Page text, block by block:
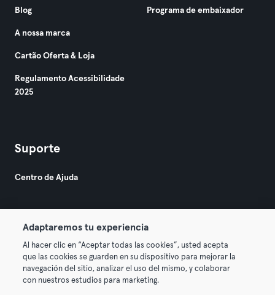
Blog
A nossa marca
Cartão Oferta & Loja
Regulamento Acessibilidade
2025
Programa de embaixador
Suporte
Centro de Ajuda
© 2026 Urban Sports Group GmbH. All rights reserved.
Termos & Condições Privacidade
Adaptaremos tu experiencia
Al hacer clic en “Aceptar todas las cookies”, usted acepta
que las cookies se guarden en su dispositivo para mejorar la
navegación del sitio, analizar el uso del mismo, y colaborar
con nuestros estudios para marketing.